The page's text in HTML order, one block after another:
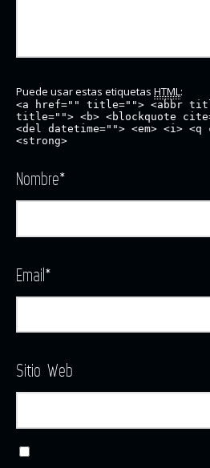
Puede usar estas etiquetas HTML :
<a href="" title=""> <abbr
title=""> <b> <blockquote
<del datetime=""> <em> <i>
<strong>
Nombre*
Email*
Sitio Web